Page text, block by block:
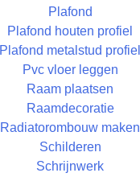
Plafond
Plafond houten profiel
Plafond metalstud profiel
Pvc vloer leggen
Raam plaatsen
Raamdecoratie
Radiatorombouw maken
Schilderen
Schrijnwerk